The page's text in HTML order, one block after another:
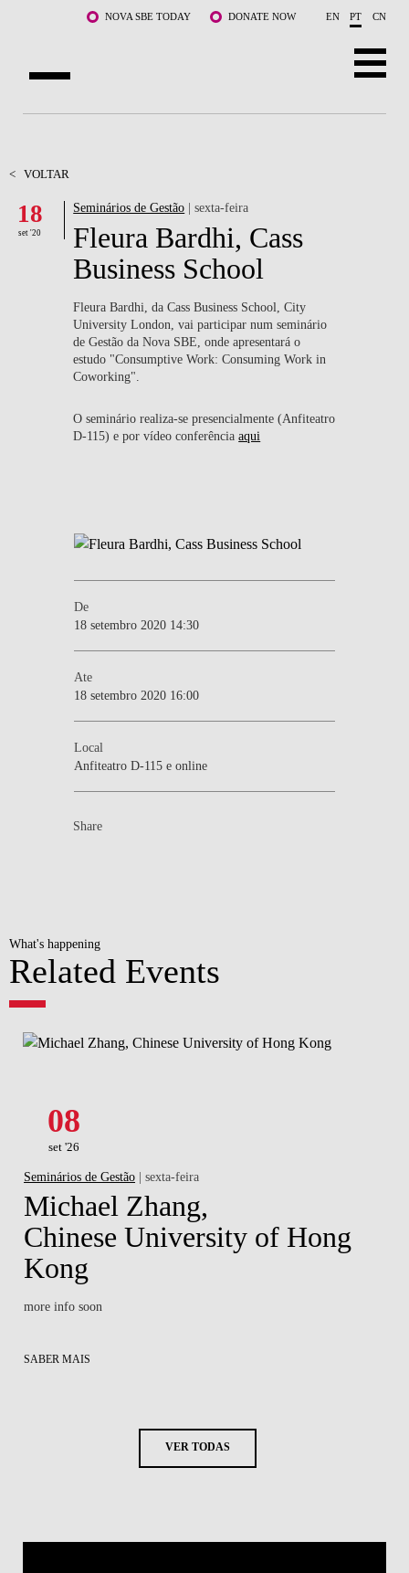
Saltar para o conteúdo principalNOVA SBE TODAY DONATE NOW EN PT CN
DOCENTES E INVESTIGAÇÃO
COMUNIDADE
WHAT'S HAPPENING
< VOLTAR
18
set '20
Seminários de Gestão | sexta-feira
Fleura Bardhi, Cass
Business School
Fleura Bardhi, da Cass Business School, City
University London, vai participar num seminário
de Gestão da Nova SBE, onde apresentará o
estudo "Consumptive Work: Consuming Work in
Coworking".
O seminário realiza-se presencialmente (Anfiteatro
D-115) e por vídeo conferênciaaqui
De
18 setembro 2020 14:30
Ate
18 setembro 2020 16:00
Local
Anfiteatro D-115 e online
Share
What's happening
Related Events
08
set '26
Seminários de Gestão | sexta-feira
Michael Zhang,
Chinese University of Hong
Kong
more info soon
SABER MAIS
VER TODAS